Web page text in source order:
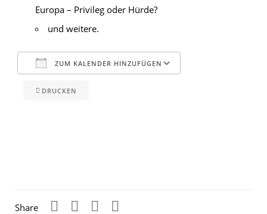
Europa – Privileg oder Hürde?
und weitere.
ZUM KALENDER HINZUFÜGEN
ICS herunterladen
Google Kalender
DRUCKEN
Share